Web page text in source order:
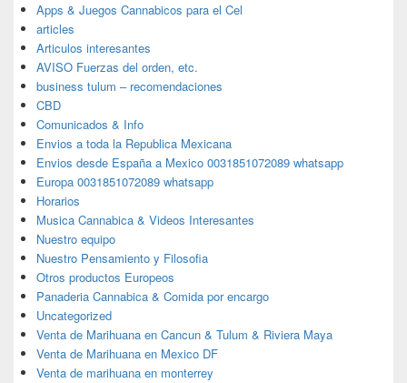
Apps & Juegos Cannabicos para el Cel
articles
Articulos interesantes
AVISO Fuerzas del orden, etc.
business tulum – recomendaciones
CBD
Comunicados & Info
Envios a toda la Republica Mexicana
Envios desde España a Mexico 0031851072089 whatsapp
Europa 0031851072089 whatsapp
Horarios
Musica Cannabica & Videos Interesantes
Nuestro equipo
Nuestro Pensamiento y Filosofia
Otros productos Europeos
Panaderia Cannabica & Comida por encargo
Uncategorized
Venta de Marihuana en Cancun & Tulum & Riviera Maya
Venta de Marihuana en Mexico DF
Venta de marihuana en monterrey